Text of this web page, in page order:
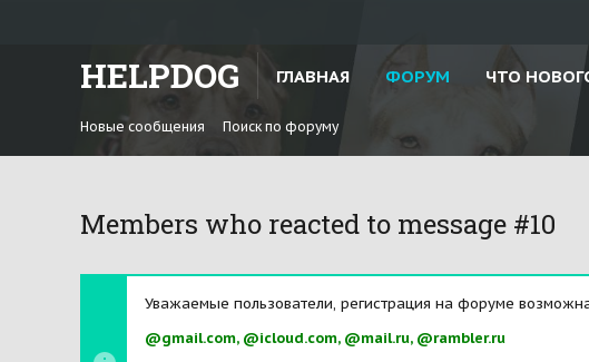
HELPDOG ГЛАВНАЯ ФОРУМ ЧТО
Новые сообщения Поиск по форуму
Members who reacted to message #10
Уважаемые пользователи, регистрация на форуме
@gmail.com, @icloud.com, @mail.ru, @rambler.ru